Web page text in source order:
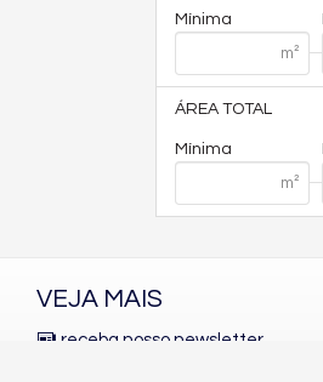
Mínima
ÁREA TOTAL
Mínima
VEJA MAIS
receba nosso newsletter